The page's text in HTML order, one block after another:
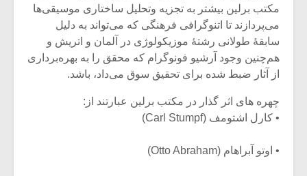
مکتب برلین بیشتر به تجزیه وتحلیل ساختاری موسیقی‌ها
می‌پردازند تا اتنوگرافی فرهنگی که می‌تواند به دلیل
سابقۀ طولانی رشتۀ موزیکولوژی در آلمان و اتریش و
هم‌چنین وجود آرشیو فونوگرام که محقق را به بهره‌برداری
از آثار ضبط شده برای تحقیق سوق می‌داد، باشد.
چهره های اثر گذار در مکتب برلین عبارتند از:
• کارل اشتومف (Carl Stumpf)
• اوتو آبراهام (Otto Abraham)
متن فیلم «متری
شیش و نیم»
اگر نمی توانی
مشهورترین باشی،
موسیقی
سکانسی